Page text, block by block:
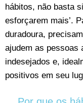
hábitos, não basta
esforçarem mais’.
duradoura,
ajudem as pessoas
indesejados e,
positivos em seu